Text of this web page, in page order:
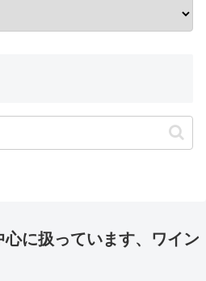
に扱っています、ワイン